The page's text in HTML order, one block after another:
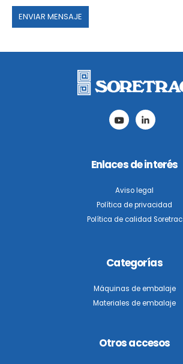
Por
favor,
este
Enlaces de interés
Aviso legal
Política de privacidad
Política de calidad Soretrac
Categorías
Máquinas de embalaje
Materiales de embalaje
Otros accesos